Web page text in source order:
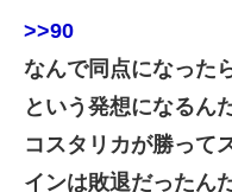
>>90
なんで同点になった
という発想になるん
コスタリカが勝って
インは敗退だったん